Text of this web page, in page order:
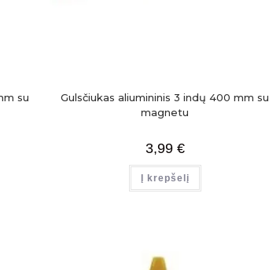
su
Gulsčiukas aliumininis 3 indų 400 mm su
magnetu
3,99 €
Į krepšelį